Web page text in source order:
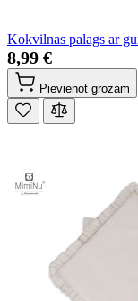
Kokvilnas palags ar
8,99 €
Pievienot grozam